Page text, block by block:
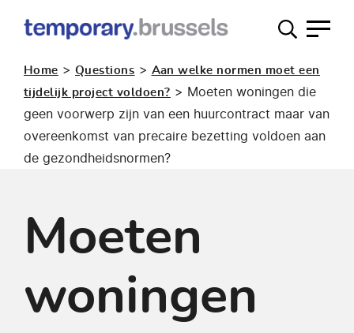
tijdelijk
Home > Questions > Aan welke normen moet een
tijdelijk project voldoen? > Moeten woningen die
geen voorwerp zijn van een huurcontract maar van
overeenkomst van precaire bezetting voldoen aan
de gezondheidsnormen?
Moeten
woningen